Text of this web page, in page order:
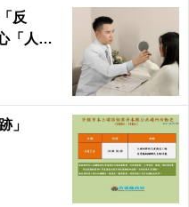
反
「人財
」